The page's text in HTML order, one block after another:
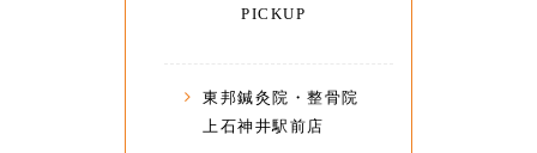
PICKUP
東邦鍼灸院・整骨院
上石神井駅前店